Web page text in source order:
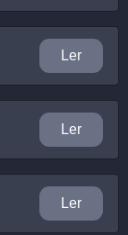
Ler
Ler
Ler